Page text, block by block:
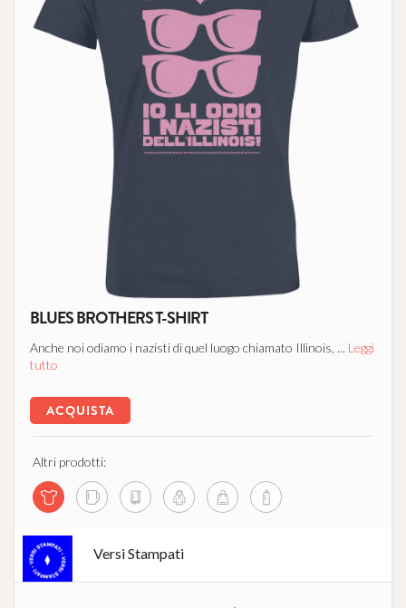
BLUES BROTHERS T-SHIRT
Anche noi odiamo i nazisti di quel luogo chiamato Illinois, ... Leggi
tutto
ACQUISTA
Altri prodotti:
Versi Stampati